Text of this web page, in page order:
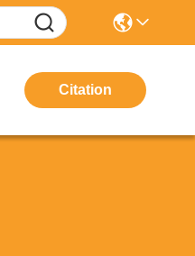
Citation